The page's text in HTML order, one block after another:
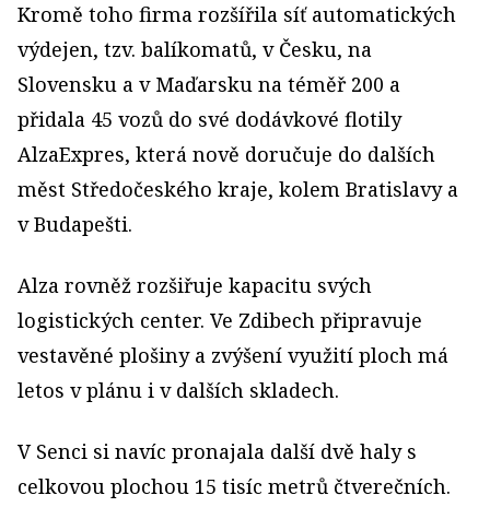
Kromě toho firma rozšířila síť automatických
výdejen, tzv. balíkomatů, v Česku, na
Slovensku a v Maďarsku na téměř 200 a
přidala 45 vozů do své dodávkové flotily
AlzaExpres, která nově doručuje do dalších
měst Středočeského kraje, kolem Bratislavy a
v Budapešti.
Alza rovněž rozšiřuje kapacitu svých
logistických center. Ve Zdibech připravuje
vestavěné plošiny a zvýšení využití ploch má
letos v plánu i v dalších skladech.
V Senci si navíc pronajala další dvě haly s
celkovou plochou 15 tisíc metrů čtverečních.